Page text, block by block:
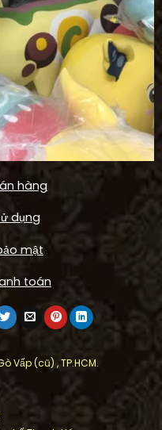
hàng
dụng
mật
toán
Vấp (cũ) , TP.HCM.